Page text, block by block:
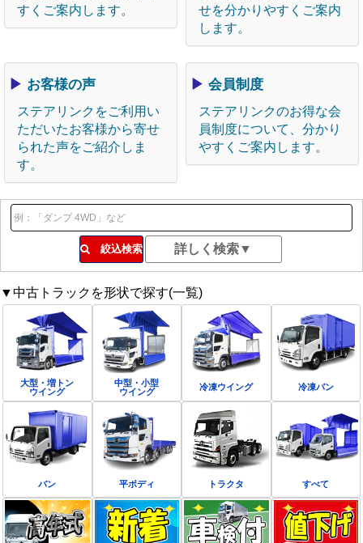
すくご案内します。
せを分かりやすくご案内
します。
▶ お客様の声
ステアリンクをご利用い
ただいたお客様から寄せ
られた声をご紹介しま
す。
▶ 会員制度
ステアリンクのお得な会
員制度について、分かり
やすくご案内します。
絞込検索
▼中古トラックを形状で探す(一覧)
大型・増トン
ウイング
中型・小型
ウイング
冷凍ウイング 冷凍バン
バン 平ボディ トラクタ すべて